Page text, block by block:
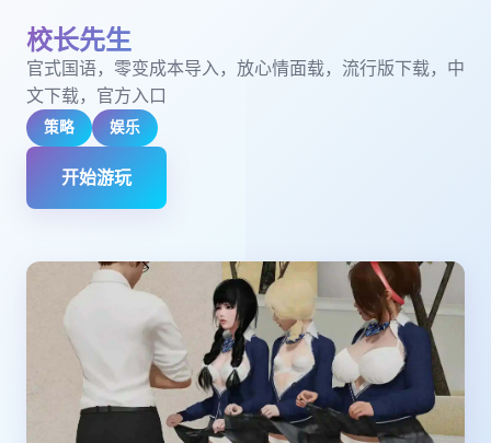
校长先生
官式国语，零变成本导入，放心情面载，流行版下载，中
文下载，官方入口
策略 娱乐
开始游玩